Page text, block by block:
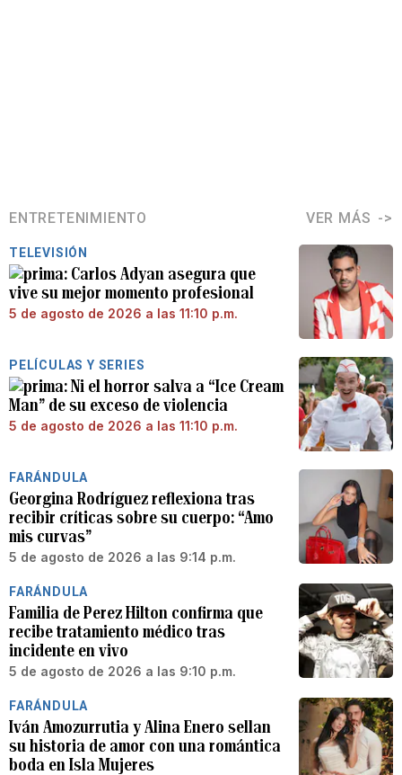
ENTRETENIMIENTO VER MÁS
TELEVISIÓN
Carlos Adyan asegura que
vive su mejor momento profesional
5 de agosto de 2026 a las 11:10 p.m.
PELÍCULAS Y SERIES
Ni el horror salva a “Ice Cream
Man” de su exceso de violencia
5 de agosto de 2026 a las 11:10 p.m.
FARÁNDULA
Georgina Rodríguez reflexiona tras
recibir críticas sobre su cuerpo: “Amo
mis curvas”
5 de agosto de 2026 a las 9:14 p.m.
FARÁNDULA
Familia de Perez Hilton confirma que
recibe tratamiento médico tras
incidente en vivo
5 de agosto de 2026 a las 9:10 p.m.
FARÁNDULA
Iván Amozurrutia y Alina Enero sellan
su historia de amor con una romántica
boda en Isla Mujeres